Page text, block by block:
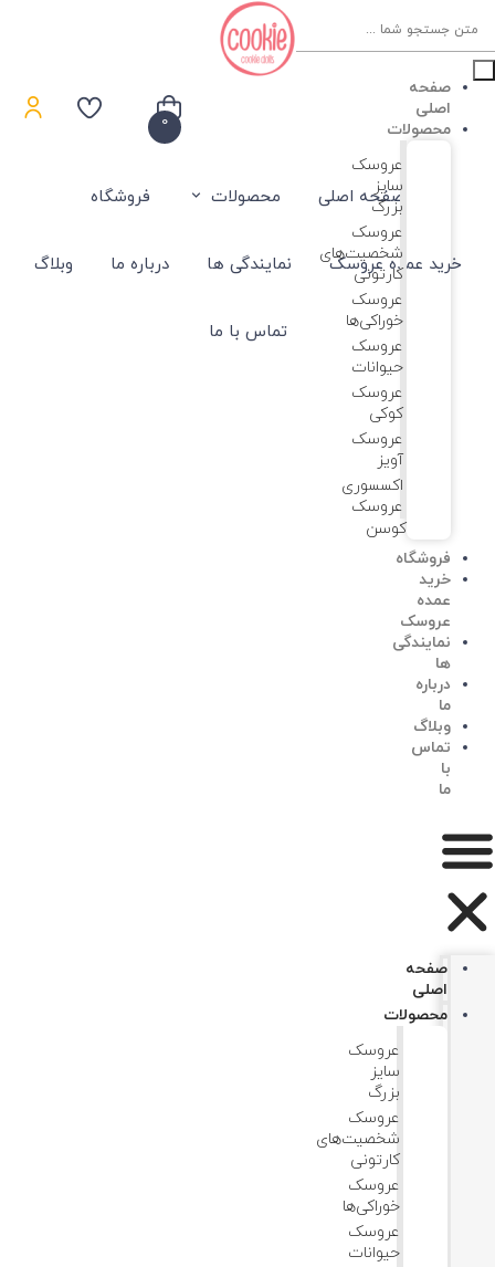
search
0
صفحه اصلی محصولات فروشگاه
خرید عمده عروسک نمایندگی ها درباره ما وبلاگ
تماس با ما
صفحه
اصلی
محصولات
عروسک
سایز
بزرگ
عروسک‌
شخصیت‌های
کارتونی
عروسک
خوراکی‌ها
عروسک
حیوانات
عروسک
کوکی
عروسک
آویز
اکسسوری
عروسک
کوسن
فروشگاه
خرید
عمده
عروسک
نمایندگی
ها
درباره
ما
وبلاگ
تماس
با
ما
صفحه
اصلی
محصولات
عروسک
سایز
بزرگ
عروسک‌
شخصیت‌های
کارتونی
عروسک
خوراکی‌ها
عروسک
حیوانات